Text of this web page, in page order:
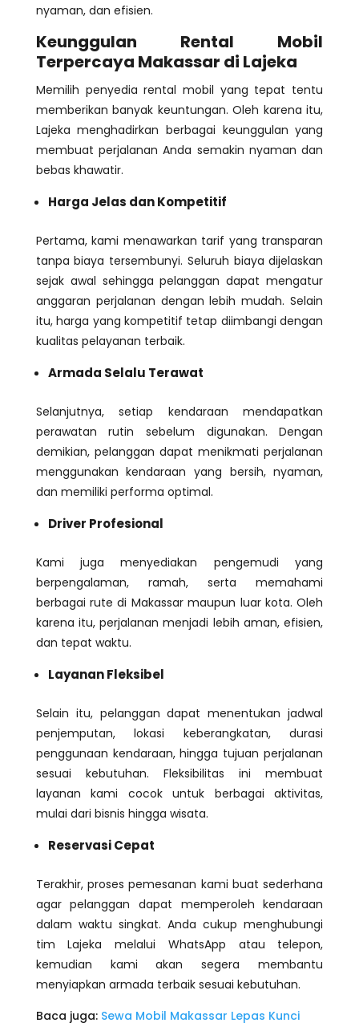
nyaman, dan efisien.
Keunggulan Rental Mobil
Terpercaya Makassar di Lajeka
Memilih penyedia rental mobil yang tepat tentu
memberikan banyak keuntungan. Oleh karena itu,
Lajeka menghadirkan berbagai keunggulan yang
membuat perjalanan Anda semakin nyaman dan
bebas khawatir.
Harga Jelas dan Kompetitif
Pertama, kami menawarkan tarif yang transparan
tanpa biaya tersembunyi. Seluruh biaya dijelaskan
sejak awal sehingga pelanggan dapat mengatur
anggaran perjalanan dengan lebih mudah. Selain
itu, harga yang kompetitif tetap diimbangi dengan
kualitas pelayanan terbaik.
Armada Selalu Terawat
Selanjutnya, setiap kendaraan mendapatkan
perawatan rutin sebelum digunakan. Dengan
demikian, pelanggan dapat menikmati perjalanan
menggunakan kendaraan yang bersih, nyaman,
dan memiliki performa optimal.
Driver Profesional
Kami juga menyediakan pengemudi yang
berpengalaman, ramah, serta memahami
berbagai rute di Makassar maupun luar kota. Oleh
karena itu, perjalanan menjadi lebih aman, efisien,
dan tepat waktu.
Layanan Fleksibel
Selain itu, pelanggan dapat menentukan jadwal
penjemputan, lokasi keberangkatan, durasi
penggunaan kendaraan, hingga tujuan perjalanan
sesuai kebutuhan. Fleksibilitas ini membuat
layanan kami cocok untuk berbagai aktivitas,
mulai dari bisnis hingga wisata.
Reservasi Cepat
Terakhir, proses pemesanan kami buat sederhana
agar pelanggan dapat memperoleh kendaraan
dalam waktu singkat. Anda cukup menghubungi
tim Lajeka melalui WhatsApp atau telepon,
kemudian kami akan segera membantu
menyiapkan armada terbaik sesuai kebutuhan.
Baca juga: Sewa Mobil Makassar Lepas Kunci